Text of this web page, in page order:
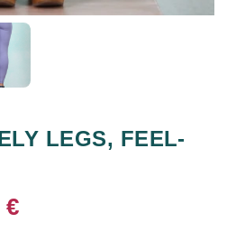
LEGS, FEEL-
€